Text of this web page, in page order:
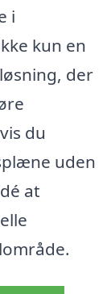
i
kun en
der
du
uden
at